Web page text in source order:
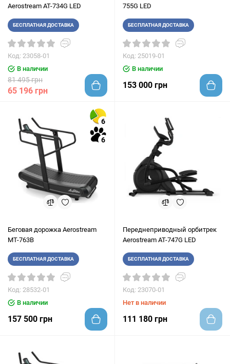
Aerostream AT-734G LED
БЕСПЛАТНАЯ ДОСТАВКА
Код: 23058-01
В наличии
81 495 грн
65 196 грн
755G LED
БЕСПЛАТНАЯ ДОСТАВКА
Код: 25019-01
В наличии
153 000 грн
6
6
Беговая дорожка Aerostream
MT-763B
БЕСПЛАТНАЯ ДОСТАВКА
Код: 28532-01
В наличии
157 500 грн
Переднеприводный орбитрек
Aerostream AT-747G LED
БЕСПЛАТНАЯ ДОСТАВКА
Код: 23070-01
Нет в наличии
111 180 грн